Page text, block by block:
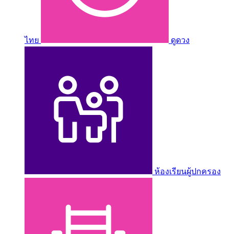
ไทย ดูดวง
ห้องเรียนผู้ปกครอง